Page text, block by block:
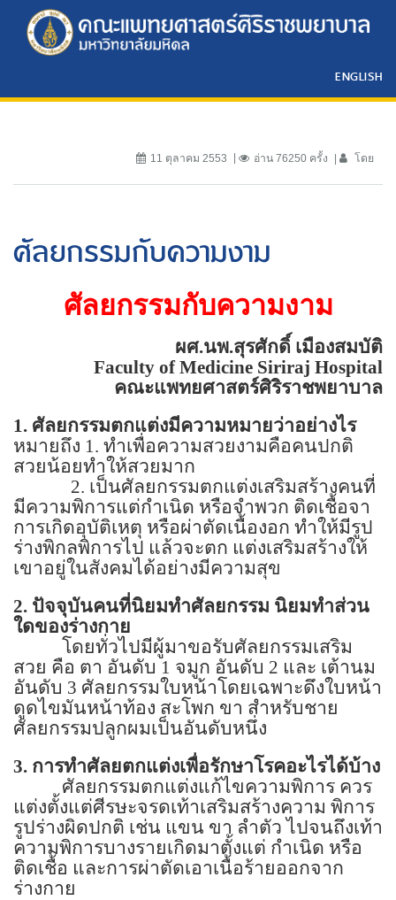
ENGLISH
11 ตุลาคม 2553 อ่าน 76250 ครั้ง โดย
ศัลยกรรมกับความงาม
ศัลยกรรมกับความงาม
ผศ.นพ.สุรศักดิ์ เมืองสมบัติ
Faculty ofMedicine Siriraj Hospital
คณะแพทยศาสตร์ศิริราชพยาบาล
1. ศัลยกรรมตกแต่งมีความหมายว่าอย่างไร
หมายถึง 1. ทำเพื่อความสวยงามคือคนปกติ
สวยน้อยทำให้สวยมาก
2. เป็นศัลยกรรมตกแต่งเสริมสร้างคนที่
มีความพิการแต่กำเนิด หรือจำพวก ติดเชื้อจา
การเกิดอุบัติเหตุ หรือผ่าตัดเนื้องอก ทำให้มีรูป
ร่างพิกลพิการไป แล้วจะตก แต่งเสริมสร้างให้
เขาอยู่ในสังคมได้อย่างมีความสุข
2. ปัจจุบันคนที่นิยมทำศัลยกรรม นิยมทำส่วน
ใดของร่างกาย
โดยทั่วไปมีผู้มาขอรับศัลยกรรมเสริม
สวย คือ ตา อันดับ 1 จมูก อันดับ 2 และ เต้านม
อันดับ 3 ศัลยกรรมใบหน้าโดยเฉพาะดึงใบหน้า
ดูดไขมันหน้าท้อง สะโพก ขา สำหรับชาย
ศัลยกรรมปลูกผมเป็นอันดับหนึ่ง
3. การทำศัลยตกแต่งเพื่อรักษาโรคอะไรได้บ้าง
ศัลยกรรมตกแต่งแก้ไขความพิการ ควร
แต่งตั้งแต่ศีรษะจรดเท้าเสริมสร้างความ พิการ
รูปร่างผิดปกติ เช่น แขน ขา ลำตัว ไปจนถึงเท้า
ความพิการบางรายเกิดมาตั้งแต่ กำเนิด หรือ
ติดเชื้อ และการผ่าตัดเอาเนื้อร้ายออกจาก
ร่างกาย